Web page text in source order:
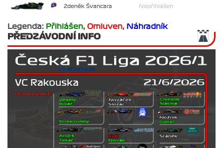
Zdeněk Švancara Nepřihlášen
Legenda: Přihlášen, Omluven, Náhradník
PŘEDZÁVODNÍ INFO